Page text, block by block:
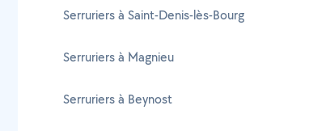
Serruriers à Saint-Denis-lès-Bourg
Serruriers à Magnieu
Serruriers à Beynost